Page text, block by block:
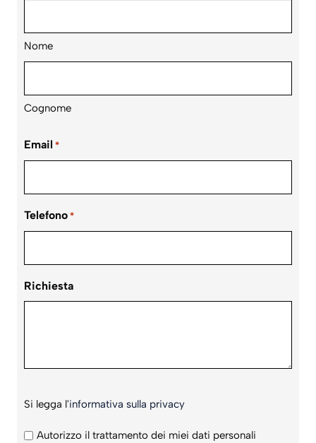
Nome
Cognome
Email *
Telefono *
Richiesta
legga
l'informativa
Si legga l'informativa sulla privacy
Autorizzo il trattamento dei miei dati personali